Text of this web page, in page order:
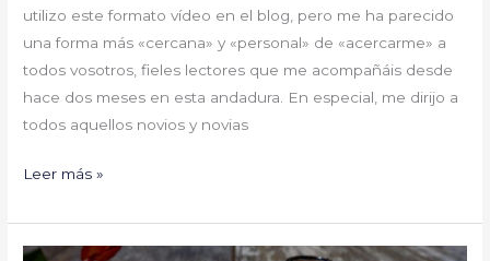
utilizo este formato vídeo en el blog, pero me ha parecido
una forma más «cercana» y «personal» de «acercarme» a
todos vosotros, fieles lectores que me acompañáis desde
hace dos meses en esta andadura. En especial, me dirijo a
todos aquellos novios y novias
Leer más »